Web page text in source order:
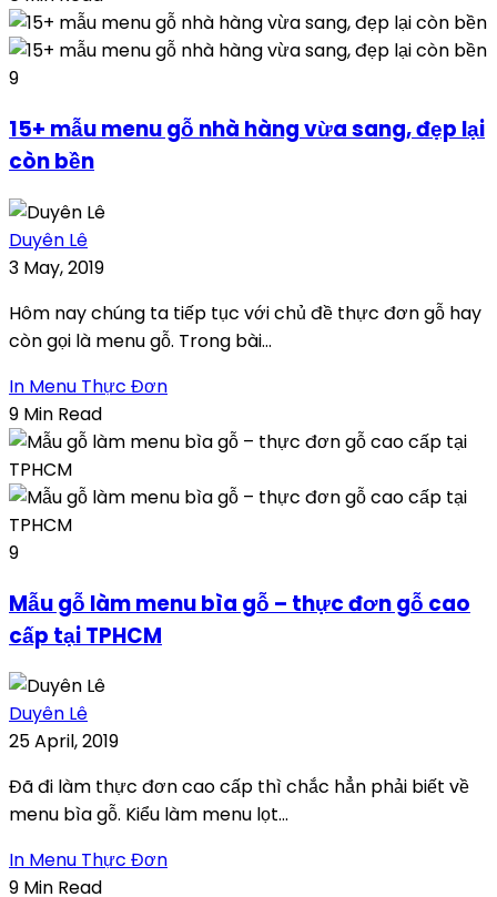
9
15+ mẫu menu gỗ nhà hàng vừa sang, đẹp lại
còn bền
Duyên Lê
3 May, 2019
Hôm nay chúng ta tiếp tục với chủ đề thực đơn gỗ hay
còn gọi là menu gỗ. Trong bài...
In Menu Thực Đơn
9 Min Read
9
Mẫu gỗ làm menu bìa gỗ – thực đơn gỗ cao
cấp tại TPHCM
Duyên Lê
25 April, 2019
Đã đi làm thực đơn cao cấp thì chắc hẳn phải biết về
menu bìa gỗ. Kiểu làm menu lọt...
In Menu Thực Đơn
9 Min Read